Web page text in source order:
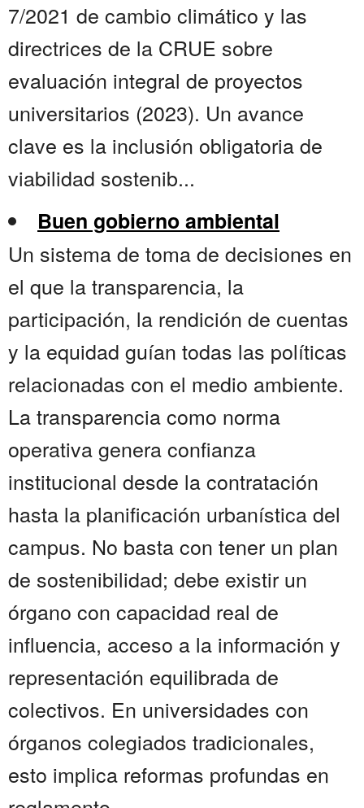
7/2021 de cambio climático y las
directrices de la CRUE sobre
evaluación integral de proyectos
universitarios (2023). Un avance
clave es la inclusión obligatoria de
viabilidad sostenib...
Buen gobierno ambiental
Un sistema de toma de decisiones en
el que la transparencia, la
participación, la rendición de cuentas
y la equidad guían todas las políticas
relacionadas con el medio ambiente.
La transparencia como norma
operativa genera confianza
institucional desde la contratación
hasta la planificación urbanística del
campus. No basta con tener un plan
de sostenibilidad; debe existir un
órgano con capacidad real de
influencia, acceso a la información y
representación equilibrada de
colectivos. En universidades con
órganos colegiados tradicionales,
esto implica reformas profundas en